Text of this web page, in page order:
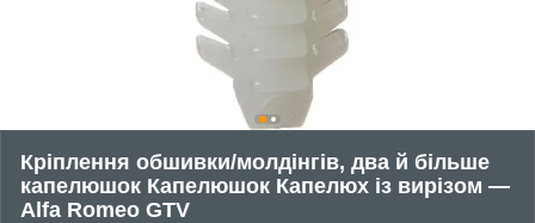
Кріплення обшивки/молдінгів, два й більше
капелюшок Капелюшок Капелюх із вирізом —
Alfa Romeo GTV